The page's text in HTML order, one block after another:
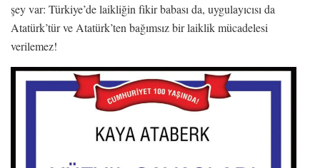
şey var: Türkiye’de laikliğin fikir babası da, uygulayıcısı da
Atatürk’tür ve Atatürk’ten bağımsız bir laiklik mücadelesi
verilemez!